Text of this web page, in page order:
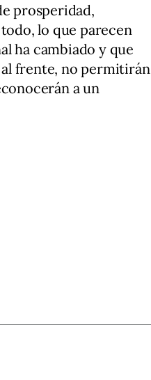
prosperidad,
lo que parecen
ha cambiado y que
al frente, no permitirán
a un